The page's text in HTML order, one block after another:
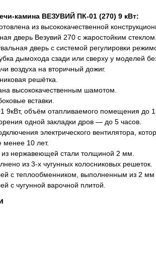
камина ВЕЗУВИЙ ПК-01 (270) 9 кВт:
из высококачественной
дверь Везувий 270 с жаростойким стеклом.
дверь с системой регулировки
дымохода сзади или сверху у моделей
воздуха на вторичный дожиг.
решётка.
высококачественным шамотом.
вставки.
9кВт, объём отапливаемого помещения до
одной закладки дров — до 5 часов.
электрического вентилятора,
менее 10 лет.
из нержавеющей стали толщиной 2 мм.
из 3-х чугунных колосниковых решеток.
с теплообменником, выполненным из 2 мм
с чугунной варочной плитой.